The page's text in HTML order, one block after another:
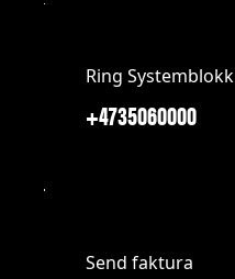
Ring Systemblokk
+4735060000
Send faktura